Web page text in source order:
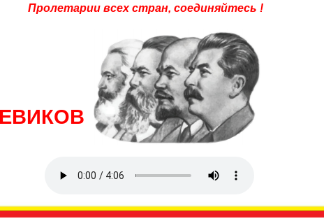
Пролетарии всех стран, соединяйтесь !